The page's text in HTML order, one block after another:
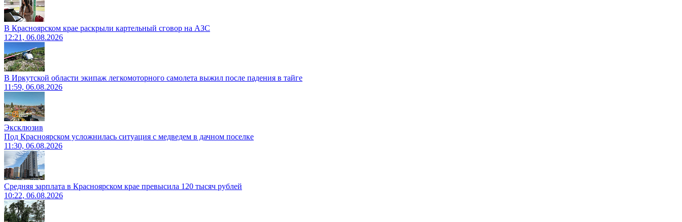
В Красноярском крае раскрыли картельный сговор на АЗС
12:21, 06.08.2026
В Иркутской области экипаж легкомоторного самолета выжил после падения в тайге
11:59, 06.08.2026
Эксклюзив
Под Красноярском усложнилась ситуация с медведем в дачном поселке
11:30, 06.08.2026
Средняя зарплата в Красноярском крае превысила 120 тысяч рублей
10:22, 06.08.2026